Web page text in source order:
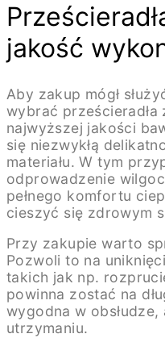
jakość
Aby zakup mógł
wybrać
najwyższej jakości
się niezwykłą
materiału. W tym
odprowadzenie
pełnego komfortu
cieszyć się zdrowym
Przy zakupie warto
Pozwoli to na
takich jak np.
powinna zostać na
wygodna w obsłudze,
utrzymaniu.